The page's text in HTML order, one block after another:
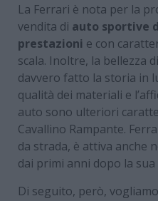
La Ferrari è nota per la
vendita di auto sportive
prestazioni e con
scala. Inoltre, la bellezza
davvero fatto la storia in
qualità dei materiali e
auto sono ulteriori
Cavallino Rampante.
da strada, è attiva anche
dai primi anni dopo la
Di seguito, però,